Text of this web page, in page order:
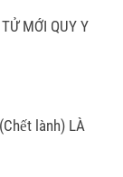
MỚI QUY Y
lành) LÀ